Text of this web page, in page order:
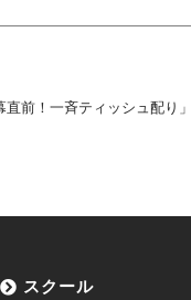
スクール